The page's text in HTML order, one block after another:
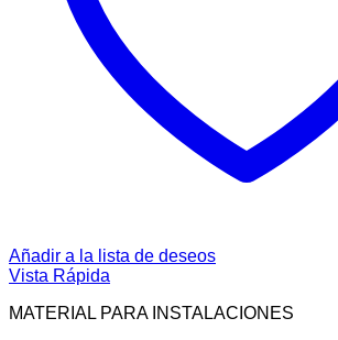
Añadir a la lista de deseos
Vista Rápida
MATERIAL PARA INSTALACIONES